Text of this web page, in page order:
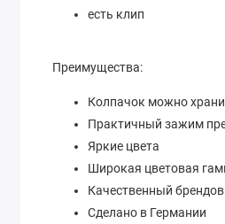
есть клип
Преимущества:
Колпачок можно
Практичный зажим
Яркие цвета
Широкая цветовая
Качественный
Сделано в Германии